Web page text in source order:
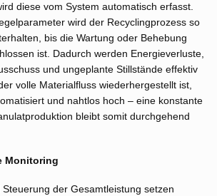
diese vom System automatisch erfasst.
wird der Recyclingprozess so
bis die Wartung oder Behebung
ist. Dadurch werden Energieverluste,
und ungeplante Stillstände effektiv
volle Materialfluss wiederhergestellt ist,
und nahtlos hoch – eine konstante
bleibt somit durchgehend
Monitoring
der Gesamtleistung setzen